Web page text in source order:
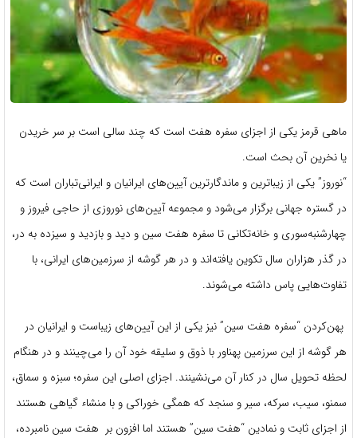
ماهی قرمز یکی از اجزای سفره هفت است که چند سالی است بر سر خریدن
یا نخرین آن بحث است.
“نوروز” یکی از زیباترین و ماندگارترین آیین‌های ایرانیان و ایرانی‌تباران است که
در گستره جهانی برگزار می‌شود و مجموعه آیین‌های نوروزی از حاجی فیروز و
چهارشنبه‌سوری و خانه‌تکانی تا سفره هفت سین و دید و بازدید و سیزده به در،
در گذر هزاران سال تکوین یافته‌اند و در هر گوشه از سرزمین‌های ایرانی، با
تفاوت‌هایی پاس داشته می‌شوند.
پهن‌کردن “سفره هفت سین” نیز یکی از این آیین‌های زیباست و ایرانیان در
هر گوشه از این سرزمین پهناور با ذوق و سلیقه خود آن را می‌چینند و در هنگام
لحظه تحویل سال در کنار آن می‌نشینند. اجزای اصلی این سفره؛ سبزه و سماق،
سمنو، سیب، سرکه، سیر و سنجد که همگی خوراکی و با منشاء گیاهی هستند
از اجزای ثابت و نمادین “هفت سین” هستند اما افزون بر هفت سین نامبرده،